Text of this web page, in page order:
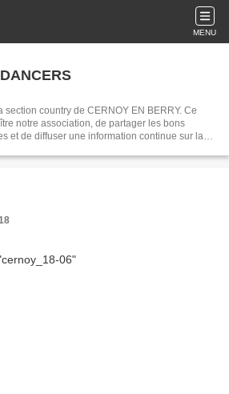
MENU
section country de CERNOY EN BERRY. Ce
notre association, de partager les bons
et de diffuser une information continue sur la